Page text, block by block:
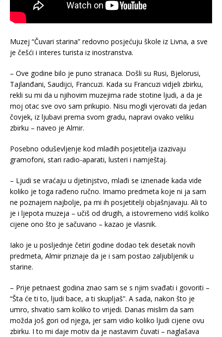
Muzej “Čuvari starina” redovno posjećuju škole iz Livna, a sve
je češći i interes turista iz inostranstva.
– Ove godine bilo je puno stranaca. Došli su Rusi, Bjelorusi,
Tajlanđani, Saudijci, Francuzi. Kada su Francuzi vidjeli zbirku,
rekli su mi da u njihovim muzejima rade stotine ljudi, a da je
moj otac sve ovo sam prikupio. Nisu mogli vjerovati da jedan
čovjek, iz ljubavi prema svom gradu, napravi ovako veliku
zbirku – naveo je Almir.
Posebno oduševljenje kod mlađih posjetitelja izazivaju
gramofoni, stari radio-aparati, lusteri i namještaj.
– Ljudi se vraćaju u djetinjstvo, mlađi se iznenade kada vide
koliko je toga rađeno ručno. Imamo predmeta koje ni ja sam
ne poznajem najbolje, pa mi ih posjetitelji objašnjavaju. Ali to
je i ljepota muzeja – učiš od drugih, a istovremeno vidiš koliko
cijene ono što je sačuvano – kazao je vlasnik.
Iako je u posljednje četiri godine dodao tek desetak novih
predmeta, Almir priznaje da je i sam postao zaljubljenik u
starine.
– Prije petnaest godina znao sam se s njim svađati i govoriti –
“Šta će ti to, ljudi bace, a ti skupljaš”. A sada, nakon što je
umro, shvatio sam koliko to vrijedi. Danas mislim da sam
možda još gori od njega, jer sam vidio koliko ljudi cijene ovu
zbirku. I to mi daje motiv da je nastavim čuvati – naglašava